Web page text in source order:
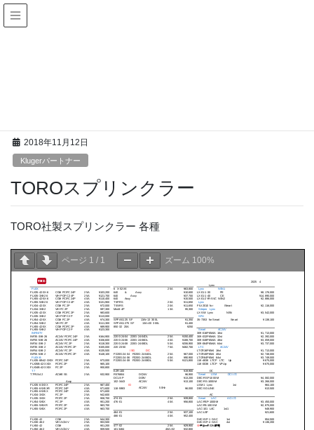
2018年11月12日
Klugerパートナー
TOROスプリンクラー
TORO社製スプリンクラー 各種
ページ 1 / 1 ズーム 100%